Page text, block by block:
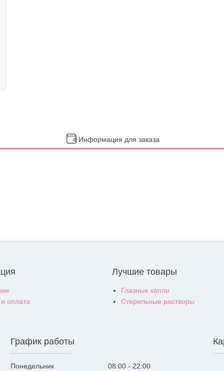
Информация для заказа
оплата
Лучшие товары
Глазные капли
Стерильные растворы
График работы
Понедельник 08:00
22:00